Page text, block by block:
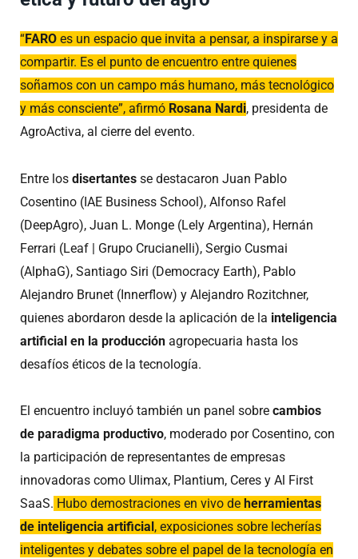
“FARO es un espacio que invita a pensar, a inspirarse y a
compartir. Es el punto de encuentro entre quienes
soñamos con un campo más humano, más tecnológico
y más consciente”, afirmó Rosana Nardi, presidenta de
AgroActiva, al cierre del evento.
Entre los disertantes se destacaron Juan Pablo
Cosentino (IAE Business School), Alfonso Rafel
(DeepAgro), Juan L. Monge (Lely Argentina), Hernán
Ferrari (Leaf | Grupo Crucianelli), Sergio Cusmai
(AlphaG), Santiago Siri (Democracy Earth), Pablo
Alejandro Brunet (Innerflow) y Alejandro Rozitchner,
quienes abordaron desde la aplicación de la inteligencia
artificial en la producción agropecuaria hasta los
desafíos éticos de la tecnología.
El encuentro incluyó también un panel sobre cambios
de paradigma productivo, moderado por Cosentino, con
la participación de representantes de empresas
innovadoras como Ulimax, Plantium, Ceres y Al First
SaaS. Hubo demostraciones en vivo de herramientas
de inteligencia artificial, exposiciones sobre lecherías
inteligentes y debates sobre el papel de la tecnología en